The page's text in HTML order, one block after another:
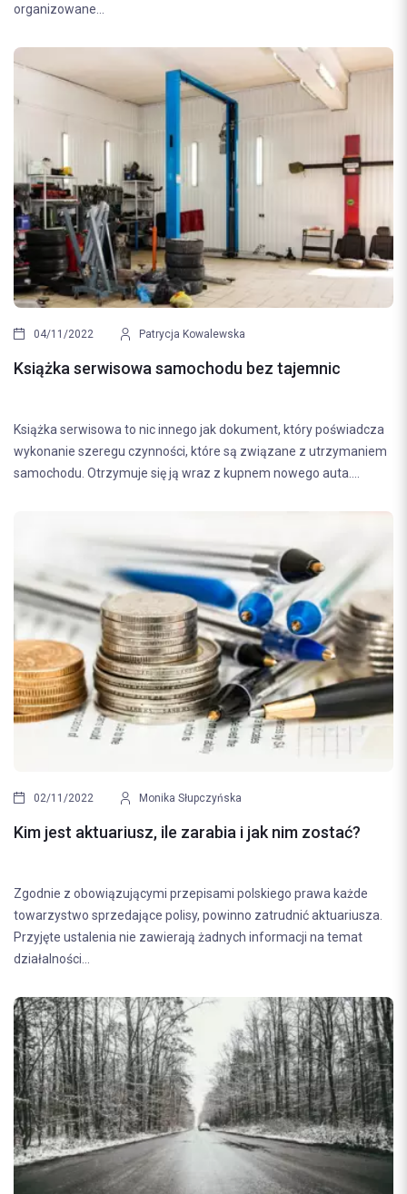
organizowane...
04/11/2022 Patrycja Kowalewska
Książka serwisowa samochodu bez tajemnic
Książka serwisowa to nic innego jak dokument, który poświadcza
wykonanie szeregu czynności, które są związane z utrzymaniem
samochodu. Otrzymuje się ją wraz z kupnem nowego auta....
02/11/2022 Monika Słupczyńska
Kim jest aktuariusz, ile zarabia i jak nim zostać?
Zgodnie z obowiązującymi przepisami polskiego prawa każde
towarzystwo sprzedające polisy, powinno zatrudnić aktuariusza.
Przyjęte ustalenia nie zawierają żadnych informacji na temat
działalności...